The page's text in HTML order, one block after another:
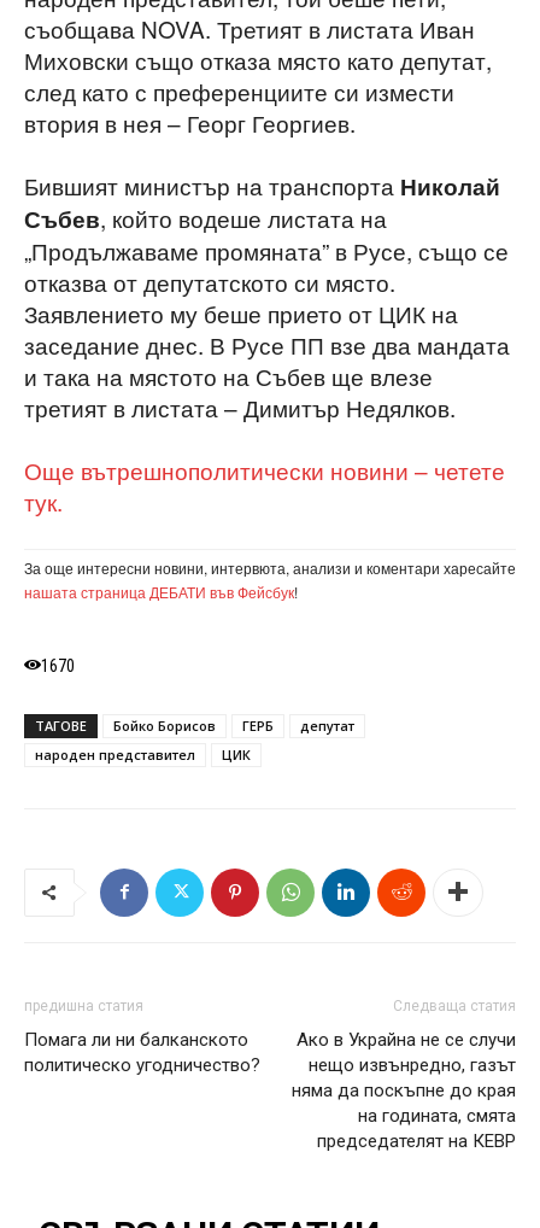
съобщава NOVA. Третият в листата Иван
Миховски също отказа място като депутат,
след като с преференциите си измести
втория в нея – Георг Георгиев.
Бившият министър на транспорта Николай
Събев, който водеше листата на
„Продължаваме промяната” в Русе, също се
отказва от депутатското си място.
Заявлението му беше прието от ЦИК на
заседание днес. В Русе ПП взе два мандата
и така на мястото на Събев ще влезе
третият в листата – Димитър Недялков.
Още вътрешнополитически новини – четете
тук.
За още интересни новини, интервюта, анализи и коментари харесайте
нашата страница ДЕБАТИ във Фейсбук!
1670
ТАГОВЕ Бойко Борисов ГЕРБ
депутат
народен представител
ЦИК
предишна статия
Помага ли ни балканското
политическо угодничество?
Следваща статия
Ако в Украйна не се случи
нещо извънредно, газът
няма да поскъпне до края
на годината, смята
председателят на КЕВР